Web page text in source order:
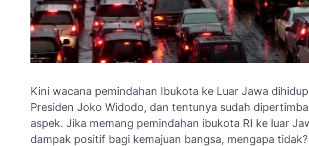
Kini wacana pemindahan Ibukota ke Luar Jawa
Presiden Joko Widodo, dan tentunya sudah
aspek. Jika memang pemindahan ibukota RI ke luar
dampak positif bagi kemajuan bangsa, mengapa tidak?